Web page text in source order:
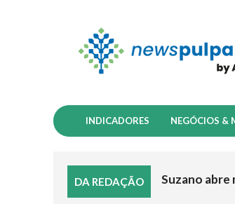
INDICADORES NEGÓCIOS &
DA REDAÇÃO Suzano abre